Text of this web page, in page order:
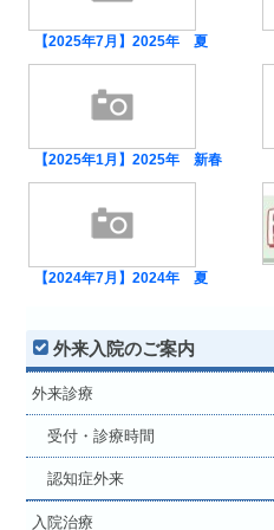
【2025年7月】2025年 夏
【2025年1月】2025年 新春
【2024年7月】2024年 夏
外来入院のご案内
外来診療
受付・診療時間
認知症外来
入院治療